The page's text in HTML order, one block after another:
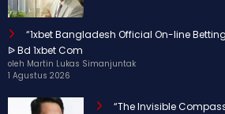
“1xbet Bangladesh Official On-line
ᐉ Bd 1xbet Com
oleh Martin Lukas Simanjuntak
1 Agustus 2026
“The Invisible